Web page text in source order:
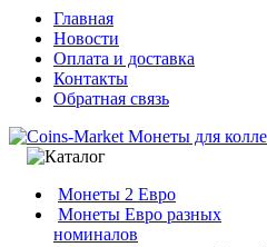
Главная
Новости
Оплата и доставка
Контакты
Обратная связь
Монеты 2 Евро
Монеты Евро разных
номиналов